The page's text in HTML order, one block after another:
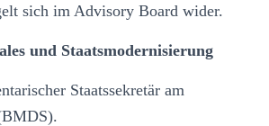
sich im Advisory Board wider.
und Staatsmodernisierung
Staatssekretär am